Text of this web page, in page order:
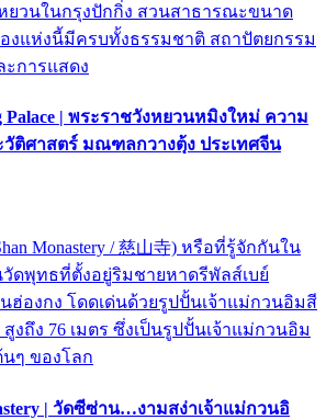
ยวนในกรุงปักกิ่ง สวนสาธารณะขนาด
งแห่งนี้มีครบทั้งธรรมชาติ สถาปัตยกรรม
การแสดง
Palace | พระราชวังหยวนหมิงใหม่ ความ
ติศาสตร์ มณฑลกวางตุ้ง ประเทศจีน
Monastery / 慈山寺) หรือที่รู้จักกันใน
ดพุทธที่ตั้งอยู่ริมชายหาดรีพัลส์เบย์
นฮ่องกง โดดเด่นด้วยรูปปั้นเจ้าแม่กวนอิมสี
ถึง 76 เมตร ซึ่งเป็นรูปปั้นเจ้าแม่กวนอิม
ๆ ของโลก
| วัดซีซ่าน…งามสง่าเจ้าแม่กวนอิ